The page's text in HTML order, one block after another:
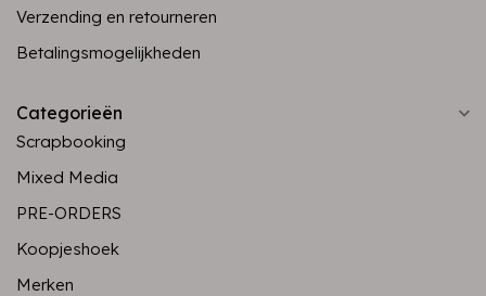
Verzending en retourneren
Betalingsmogelijkheden
Categorieën
Scrapbooking
Mixed Media
PRE-ORDERS
Koopjeshoek
Merken